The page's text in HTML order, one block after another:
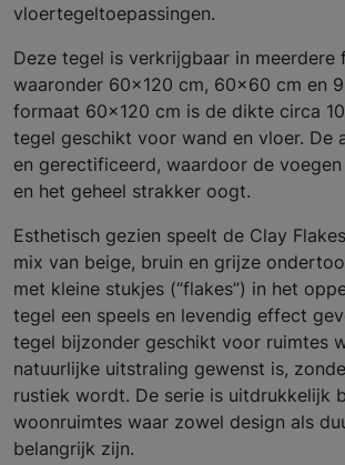
vloertegeltoepassingen.
Deze tegel is verkrijgbaar in meerdere
waaronder 60×120 cm, 60×60 cm en
formaat 60×120 cm is de dikte circa
tegel geschikt voor wand en vloer. De
en gerectificeerd, waardoor de voegen
en het geheel strakker oogt.
Esthetisch gezien speelt de Clay
mix van beige, bruin en grijze
met kleine stukjes (“flakes”) in het
tegel een speels en levendig effect
tegel bijzonder geschikt voor ruimtes
natuurlijke uitstraling gewenst is,
rustiek wordt. De serie is uitdrukkelijk
woonruimtes waar zowel design als
belangrijk zijn.